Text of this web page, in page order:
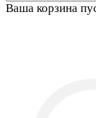
Ваша корзина